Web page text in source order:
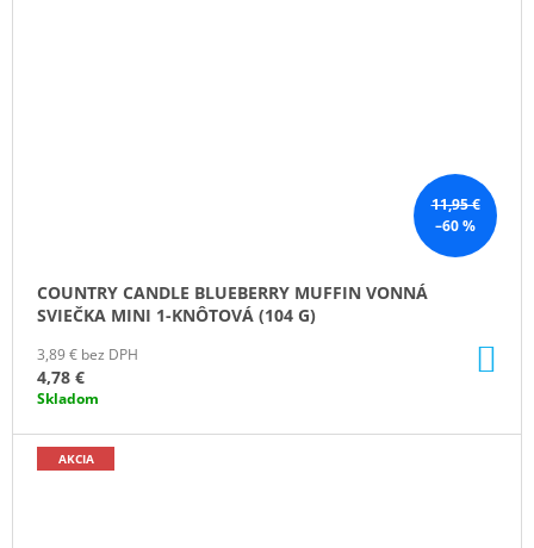
11,95 €
–60 %
COUNTRY CANDLE BLUEBERRY MUFFIN VONNÁ
SVIEČKA MINI 1-KNÔTOVÁ (104 G)
3,89 € bez DPH
4,78 €
Skladom
AKCIA